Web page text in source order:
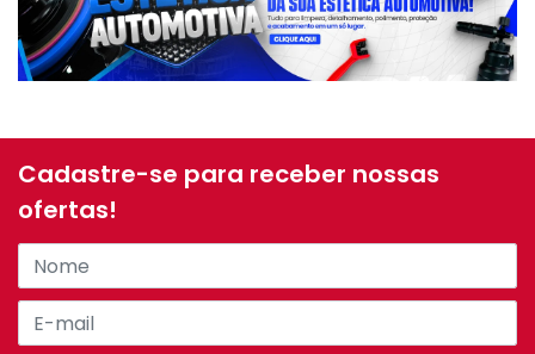
Cadastre-se para receber nossas
ofertas!